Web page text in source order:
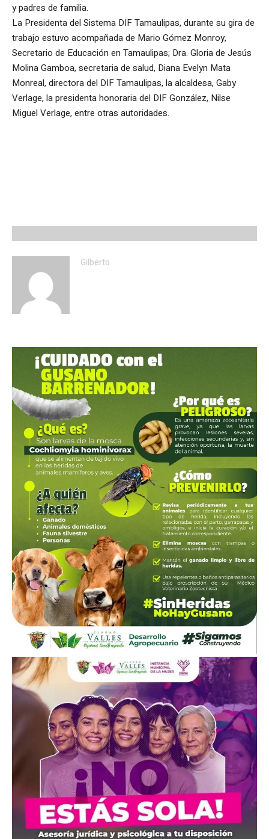
y padres de familia.
La Presidenta del Sistema DIF Tamaulipas, durante su gira de
trabajo estuvo acompañada de Mario Gómez Monroy,
Secretario de Educación en Tamaulipas; Dra. Gloria de Jesús
Molina Gamboa, secretaria de salud, Diana Evelyn Mata
Monreal, directora del DIF Tamaulipas, la alcaldesa, Gaby
Verlage, la presidenta honoraria del DIF González, Nilse
Miguel Verlage, entre otras autoridades.
Gilberto